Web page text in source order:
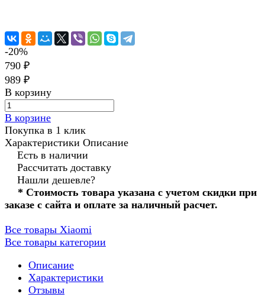
-20%
790 ₽
989 ₽
В корзину
В корзине
Покупка в 1 клик
Характеристики Описание
Есть в наличии
Рассчитать доставку
Нашли дешевле?
* Стоимость товара указана с учетом скидки при
заказе с сайта и оплате за наличный расчет.
Все товары Xiaomi
Все товары категории
Описание
Характеристики
Отзывы